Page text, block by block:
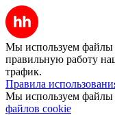
Мы используем файлы
правильную работу
трафик.
Правила
Мы используем файлы
файлов cookie